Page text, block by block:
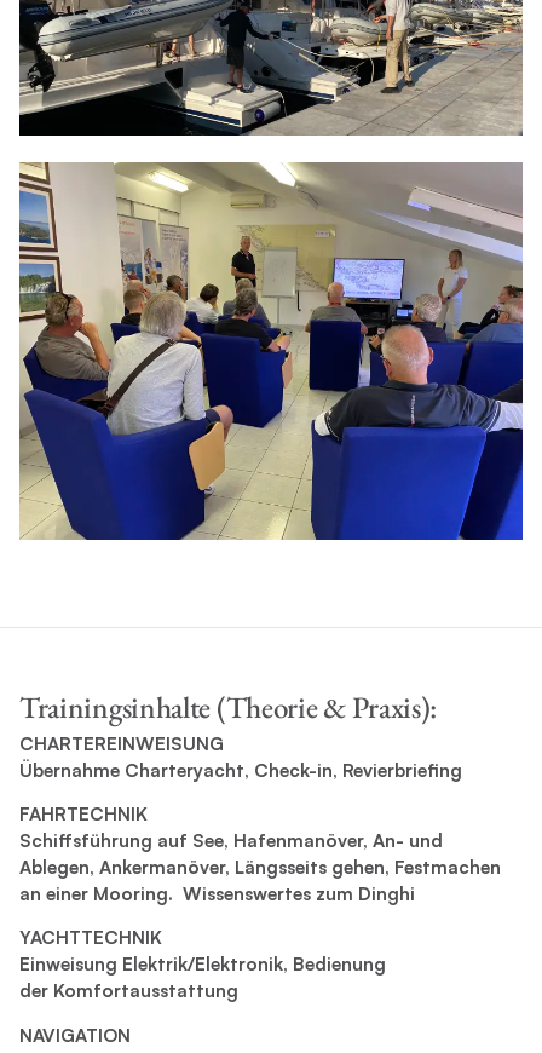
Trainingsinhalte (Theorie & Praxis):
CHARTEREINWEISUNG
Übernahme Charteryacht, Check-in, Revierbriefing
FAHRTECHNIK
Schiffsführung auf See, Hafenmanöver, An- und
Ablegen, Ankermanöver, Längsseits gehen, Festmachen
an einer Mooring. Wissenswertes zum Dinghi
YACHTTECHNIK
Einweisung Elektrik/Elektronik, Bedienung
der Komfortausstattung
NAVIGATION